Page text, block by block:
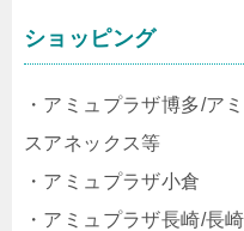
ショッピング
・アミュプラザ博多/ア
スアネックス等
・アミュプラザ小倉
・アミュプラザ長崎/長